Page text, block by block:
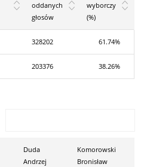
oddanych
głosów
wyborczy
(%)
328202 61.74%
203376 38.26%
Duda
Andrzej
Komorowski
Bronisław